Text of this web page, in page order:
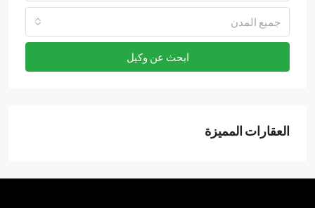
جميع المدن
ابحث عن وكيل
العقارات المميزة